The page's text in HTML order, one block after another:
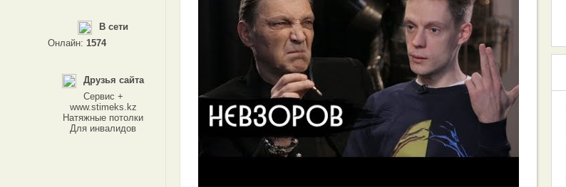
В сети
Онлайн: 1574
Друзья сайта
Сервис +
www.stimeks.kz
Натяжные потолки
Для инвалидов